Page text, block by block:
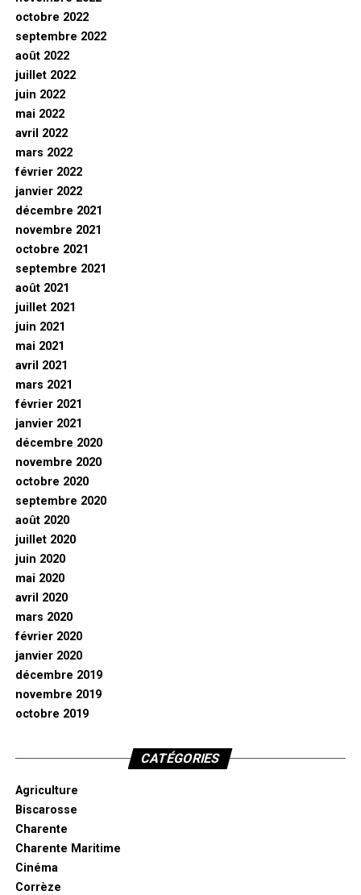
octobre 2022
septembre 2022
août 2022
juillet 2022
juin 2022
mai 2022
avril 2022
mars 2022
février 2022
janvier 2022
décembre 2021
novembre 2021
octobre 2021
septembre 2021
août 2021
juillet 2021
juin 2021
mai 2021
avril 2021
mars 2021
février 2021
janvier 2021
décembre 2020
novembre 2020
octobre 2020
septembre 2020
août 2020
juillet 2020
juin 2020
mai 2020
avril 2020
mars 2020
février 2020
janvier 2020
décembre 2019
novembre 2019
octobre 2019
CATÉGORIES
Agriculture
Biscarosse
Charente
Charente Maritime
Cinéma
Corrèze